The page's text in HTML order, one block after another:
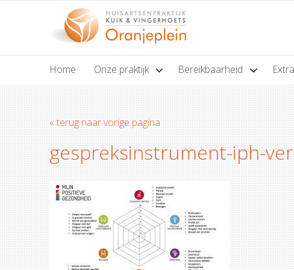
Home Onze praktijk Bereikbaarheid
« terug naar vorige pagina
gespreksinstrument-iph-